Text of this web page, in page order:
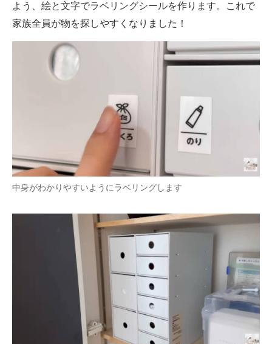
よう、絵と文字でラベリングシールを作ります。これで
家族全員が物を探しやすくなりました！
中身がわかりやすいようにラベリングします